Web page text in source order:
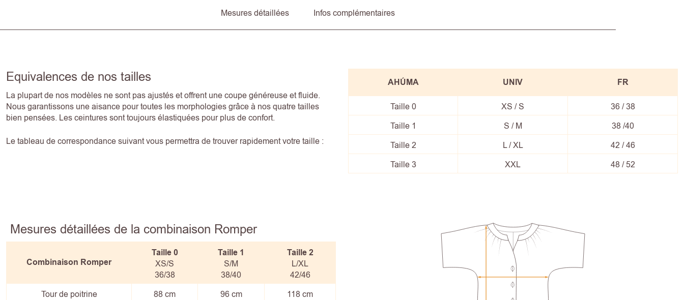
Mesures détaillées Infos complémentaires
Equivalences de nos tailles
La plupart de nos modèles ne sont pas ajustés et offrent une coupe généreuse et fluide.
Nous garantissons une aisance pour toutes les morphologies grâce à nos quatre tailles
bien pensées. Les ceintures sont toujours élastiquées pour plus de confort.
Le tableau de correspondance suivant vous permettra de trouver rapidement votre taille :
AHÚMA UNIV FR
Taille 0 XS / S
36 / 38
Taille 1
S / M
38 /40
Taille 2
L / XL
42 / 46
Taille 3
XXL 48 / 52
Mesures détaillées de la combinaison Romper
Combinaison Romper
Taille 0
XS/S
36/38
Taille 1
S/M
38/40
Taille2
L/XL
42/46
Tour de poitrine
88 cm 96 cm 118 cm